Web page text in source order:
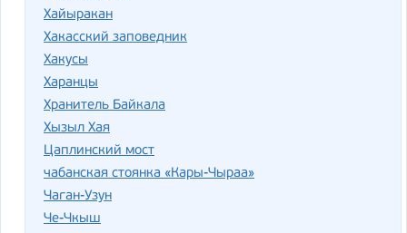
Хайыракан
Хакасский заповедник
Хакусы
Харанцы
Хранитель Байкала
Хызыл Хая
Цаплинский мост
чабанская стоянка «Кары-Чыраа»
Чаган-Узун
Че-Чкыш